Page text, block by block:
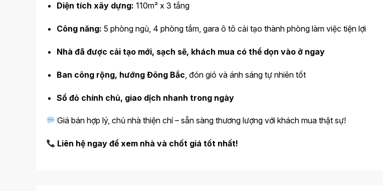
Diện tích xây dựng: 110m² x 3 tầng
Công năng: 5 phòng ngủ, 4 phòng tắm, gara ô tô cải tạo thành phòng làm việc tiện lợi
Nhà đã được cải tạo mới, sạch sẽ, khách mua có thể dọn vào ở ngay
Ban công rộng, hướng Đông Bắc , đón gió và ánh sáng tự nhiên tốt
Sổ đỏ chính chủ, giao dịch nhanh trong ngày
Giá bán hợp lý, chủ nhà thiện chí – sẵn sàng thương lượng với khách mua thật sự!
Liên hệ ngay để xem nhà và chốt giá tốt nhất!